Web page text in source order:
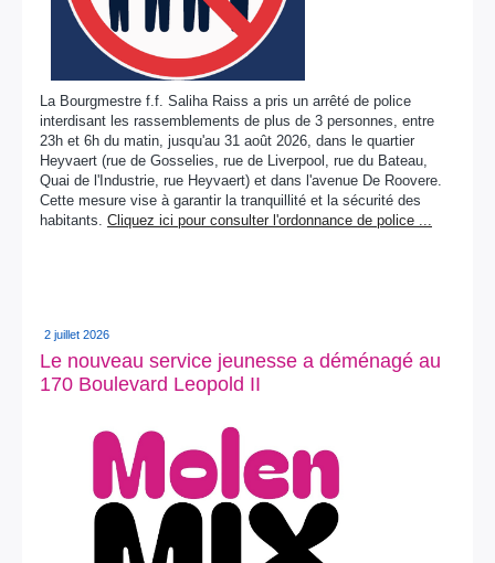
La Bourgmestre f.f. Saliha Raiss a pris un arrêté de police
interdisant les rassemblements de plus de 3 personnes, entre
23h et 6h du matin, jusqu'au 31 août 2026, dans le quartier
Heyvaert (rue de Gosselies, rue de Liverpool, rue du Bateau,
Quai de l'Industrie, rue Heyvaert) et dans l'avenue De Roovere.
Cette mesure vise à garantir la tranquillité et la sécurité des
habitants. Cliquez ici pour consulter l'ordonnance de police ...
2 juillet 2026
Le nouveau service jeunesse a déménagé au
170 Boulevard Leopold II